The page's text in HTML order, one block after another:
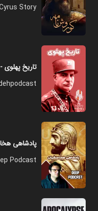
Story
تاریخ
پادشاهی
Podcast